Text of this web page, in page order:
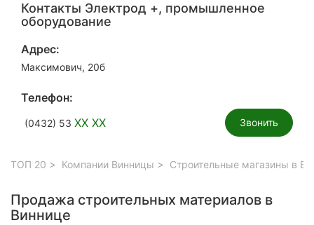
Контакты Электрод +, промышленное
оборудование
Адрес:
Максимович, 20б
Телефон:
(0432) 53 XX XX Звонить
ТОП 20 Компании Винницы Строительные магазины в
Продажа строительных материалов в
Виннице